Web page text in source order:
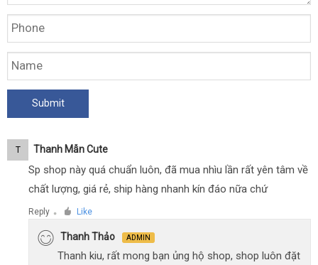
T Thanh Mẫn Cute
Sp shop này quá chuẩn luôn, đã mua nhìu lần rất yên tâm về
chất lượng, giá rẻ, ship hàng nhanh kín đáo nữa chứ
Reply ● Like
Thanh Thảo ADMIN
Thanh kiu, rất mong bạn ủng hộ shop, shop luôn đặt